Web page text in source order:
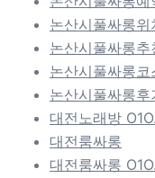
논산시풀싸롱위
논산시풀싸롱추
논산시풀싸롱코
논산시풀싸롱후
대전노래방
대전룸싸롱
대전룸싸롱